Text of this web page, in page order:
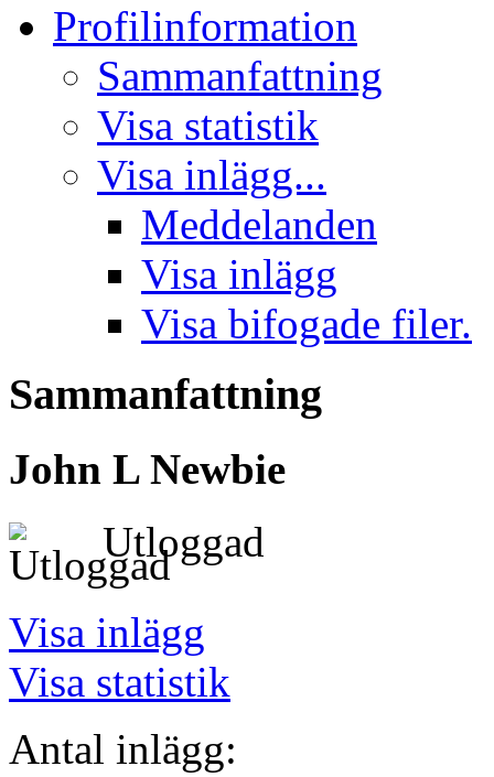
Profilinformation
Sammanfattning
Visa statistik
Visa inlägg...
Meddelanden
Visa inlägg
Visa bifogade filer.
Sammanfattning
John L Newbie
Utloggad
Visa inlägg
Visa statistik
Antal inlägg: